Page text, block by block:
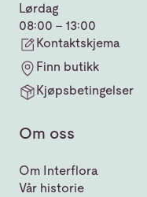
Lørdag
08:00 - 13:00
Kontaktskjema
Finn butikk
Kjøpsbetingelser
Om oss
Om Interflora
Vår historie